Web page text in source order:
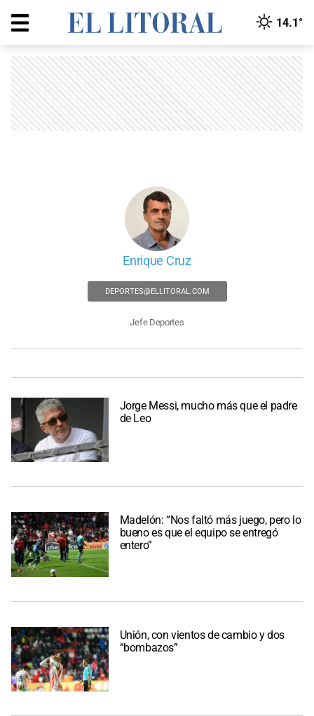
14.1°
Enrique Cruz
DEPORTES@ELLITORAL.COM
Jefe Deportes
Jorge Messi, mucho más que el padre
de Leo
Madelón: “Nos faltó más juego, pero lo
bueno es que el equipo se entregó
entero”
Unión, con vientos de cambio y dos
“bombazos”